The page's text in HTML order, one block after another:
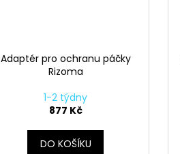
Adaptér pro ochranu páčky
Rizoma
1-2 týdny
877 Kč
DO KOŠÍKU